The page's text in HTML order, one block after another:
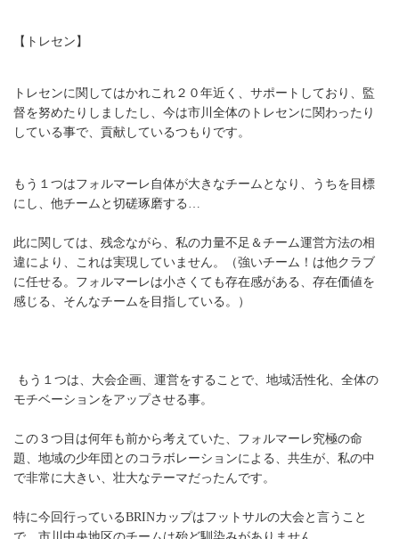
【トレセン】
トレセンに関してはかれこれ２０年近く、サポートしており、監
督を努めたりしましたし、今は市川全体のトレセンに関わったり
している事で、貢献しているつもりです。
もう１つはフォルマーレ自体が大きなチームとなり、うちを目標
にし、他チームと切磋琢磨する…
此に関しては、残念ながら、私の力量不足＆チーム運営方法の相
違により、これは実現していません。（強いチーム！は他クラブ
に任せる。フォルマーレは小さくても存在感がある、存在価値を
感じる、そんなチームを目指している。）
もう１つは、大会企画、運営をすることで、地域活性化、全体の
モチベーションをアップさせる事。
この３つ目は何年も前から考えていた、フォルマーレ究極の命
題、地域の少年団とのコラボレーションによる、共生が、私の中
で非常に大きい、壮大なテーマだったんです。
特に今回行っているBRINカップはフットサルの大会と言うこと
で、市川中央地区のチームは殆ど馴染みがありません。